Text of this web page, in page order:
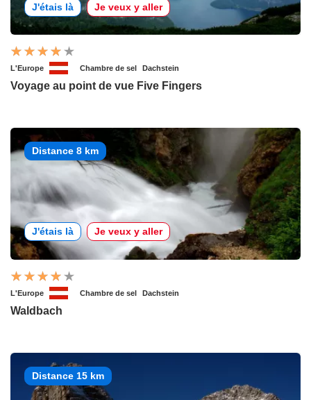
J'étais là Je veux y aller
L'Europe Chambre de sel Dachstein
Voyage au point de vue Five Fingers
Distance 8 km
J'étais là Je veux y aller
L'Europe Chambre de sel Dachstein
Waldbach
Distance 15 km